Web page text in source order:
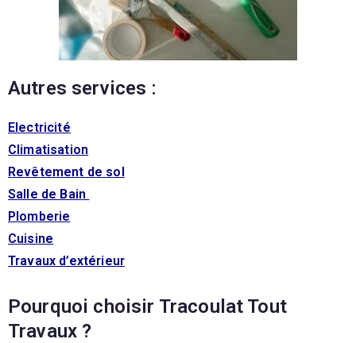
Autres services :
Electricité
Climatisation
Revêtement de sol
Salle de Bain
Plomberie
Cuisine
Travaux d’extérieur
Pourquoi choisir Tracoulat Tout
Travaux ?